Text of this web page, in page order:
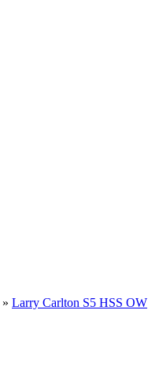
» Larry Carlton S5 HSS OW